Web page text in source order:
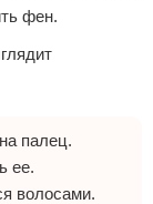
фен.
палец.
ее.
волосами.